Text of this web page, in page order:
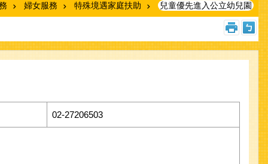
婦女服務 特殊境遇家庭扶助 兒童優先進入公立幼兒園
02-27206503